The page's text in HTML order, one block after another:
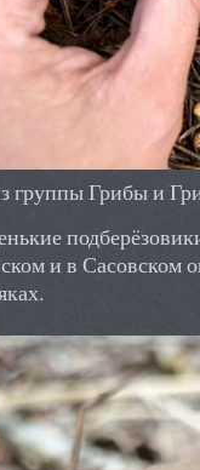
группы Грибы и
и в Сасовском